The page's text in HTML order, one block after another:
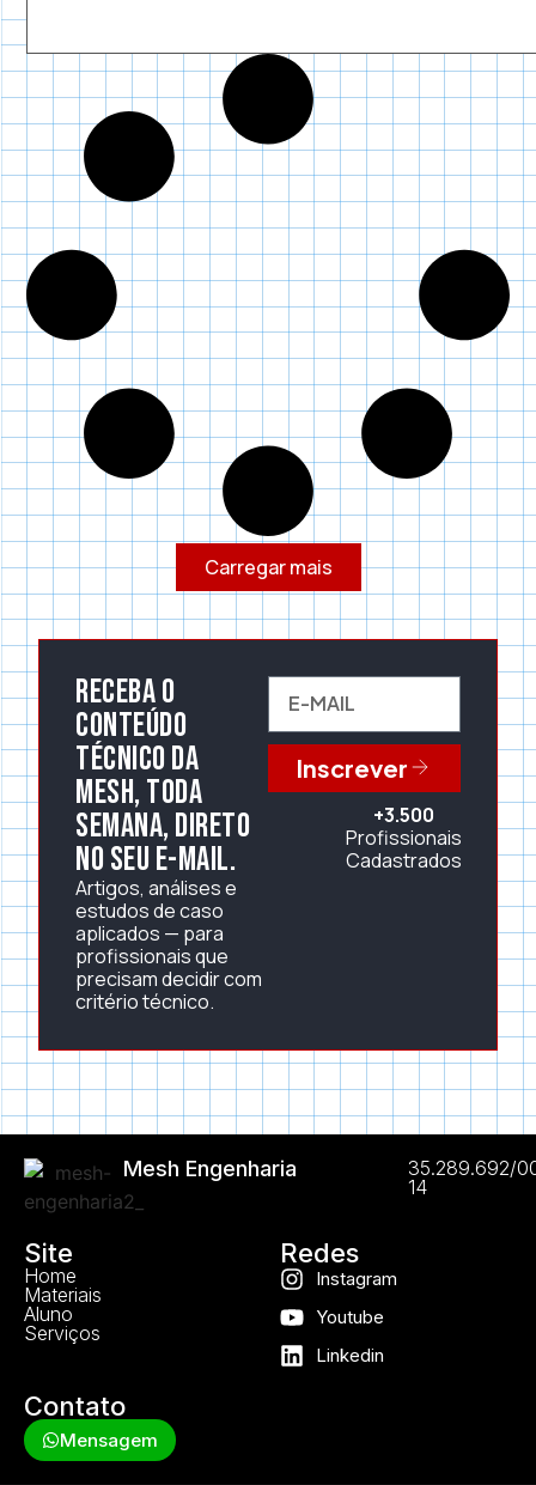
Carregar mais
Receba o
conteúdo
técnico da
Mesh, toda
semana, direto
no seu e-mail.
Artigos, análises e
estudos de caso
aplicados — para
profissionais que
precisam decidir com
critério técnico.
Inscrever
+3.500
Profissionais
Cadastrados
Mesh Engenharia
35.289.692/
14
Site
Home
Materiais
Aluno
Serviços
Redes
Instagram
Youtube
Linkedin
Contato
Mensagem